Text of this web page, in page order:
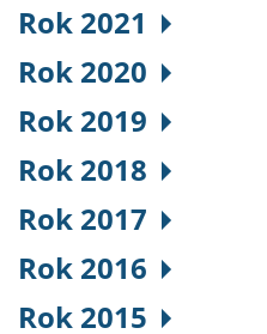
Rok 2021
Rok 2020
Rok 2019
Rok 2018
Rok 2017
Rok 2016
Rok 2015